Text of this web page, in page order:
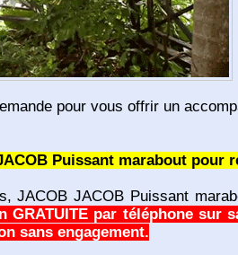
pour vous offrir un
Puissant marabout pour
JACOB JACOB Puissant
GRATUITE par téléphone
sans engagement.